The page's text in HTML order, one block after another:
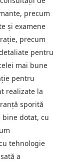
precum
și examene
precum
pentru
mai bune
pentru
realizate la
sporită
dotat, cu
tehnologie
a